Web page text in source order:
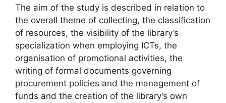
The aim of the study is described in relation to
the overall theme of collecting, the classification
of resources, the visibility of the library’s
specialization when employing ICTs, the
organisation of promotional activities, the
writing of formal documents governing
procurement policies and the management of
funds and the creation of the library’s own